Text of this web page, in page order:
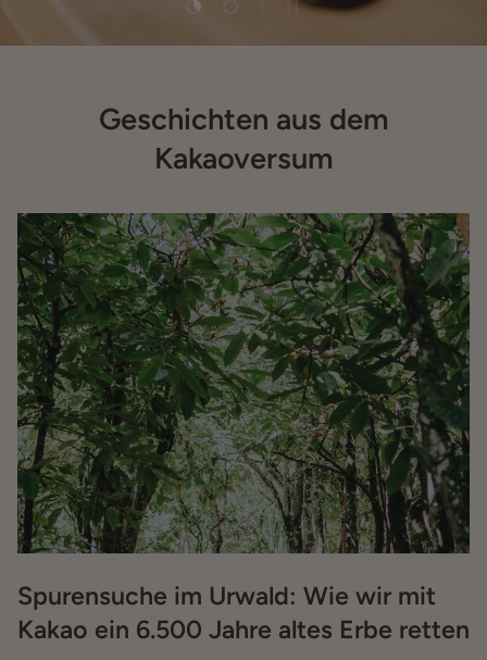
Geschichten aus dem
Kakaoversum
Spurensuche im Urwald: Wie wir mit
Kakao ein 6.500 Jahre altes Erbe retten